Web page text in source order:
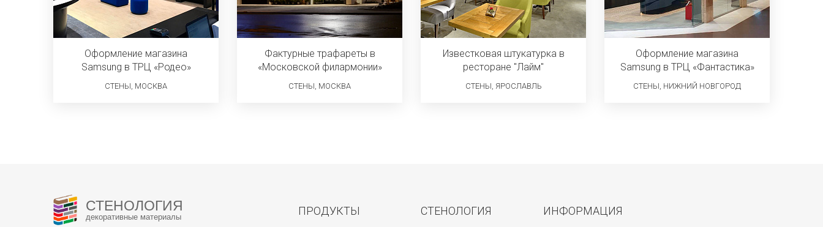
Оформление магазина
Samsung в ТРЦ «Родео»
СТЕНЫ, МОСКВА
Фактурные трафареты в
«Московской филармонии»
СТЕНЫ, МОСКВА
Известковая штукатурка в
ресторане "Лайм"
СТЕНЫ, ЯРОСЛАВЛЬ
Оформление магазина
Samsung в ТРЦ «Фантастика»
СТЕНЫ, НИЖНИЙ НОВГОРОД
СТЕНОЛОГИЯ
декоративные материалы ПРОДУКТЫ СТЕНОЛОГИЯ ИНФОРМАЦИЯ